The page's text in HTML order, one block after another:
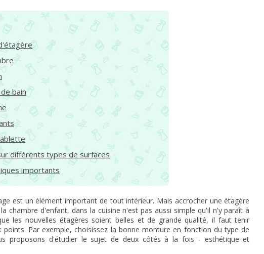
bain
différents types de surfaces
importants
est un élément important de tout intérieur. Mais accrocher une étagère
chambre d'enfant, dans la cuisine n'est pas aussi simple qu'il n'y paraît à
les nouvelles étagères soient belles et de grande qualité, il faut tenir
Par exemple, choisissez la bonne monture en fonction du type de
proposons d'étudier le sujet de deux côtés à la fois - esthétique et